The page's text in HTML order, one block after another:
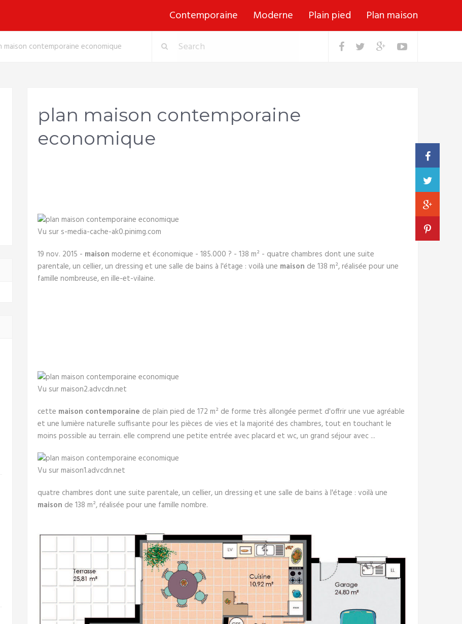
Contemporaine Moderne Plain pied Plan maison
maison contemporaine economique
plan maison contemporaine
economique
Vu sur s-media-cache-ak0.pinimg.com
19 nov. 2015 - maison moderne et économique - 185.000 ? - 138 m² - quatre chambres dont une suite
parentale, un cellier, un dressing et une salle de bains à l'étage : voilà une maison de 138 m², réalisée pour une
famille nombreuse, en ille-et-vilaine.
Vu sur maison2.advcdn.net
cette maison contemporaine de plain pied de 172 m² de forme très allongée permet d'offrir une vue agréable
et une lumière naturelle suffisante pour les pièces de vies et la majorité des chambres, tout en touchant le
moins possible au terrain. elle comprend une petite entrée avec placard et wc, un grand séjour avec ...
Vu sur maison1.advcdn.net
quatre chambres dont une suite parentale, un cellier, un dressing et une salle de bains à l'étage : voilà une
maison de 138 m², réalisée pour une famille nombre.